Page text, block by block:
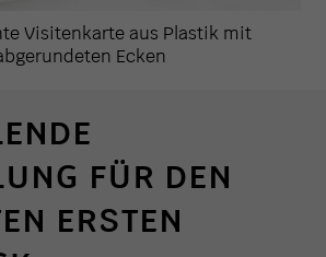
Visitenkarte aus Plastik mit
Ecken
FÜR DEN
ERSTEN